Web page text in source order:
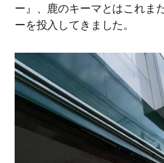
ー』、鹿のキーマとはこれま
ーを投入してきました。